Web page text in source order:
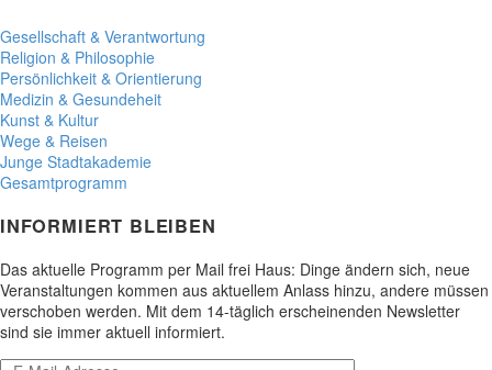
Gesellschaft & Verantwortung
Religion & Philosophie
Persönlichkeit & Orientierung
Medizin & Gesundeheit
Kunst & Kultur
Wege & Reisen
Junge Stadtakademie
Gesamtprogramm
INFORMIERT BLEIBEN
Das aktuelle Programm per Mail frei Haus: Dinge ändern sich, neue
Veranstaltungen kommen aus aktuellem Anlass hinzu, andere müssen
verschoben werden. Mit dem 14-täglich erscheinenden Newsletter
sind sie immer aktuell informiert.